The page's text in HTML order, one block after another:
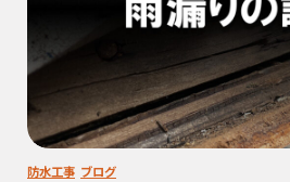
防水工事 ブログ